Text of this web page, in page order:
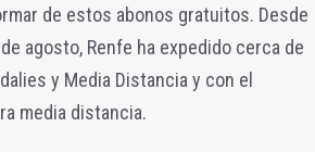
de estos abonos gratuitos. Desde
agosto, Renfe ha expedido cerca de
y Media Distancia y con el
media distancia.